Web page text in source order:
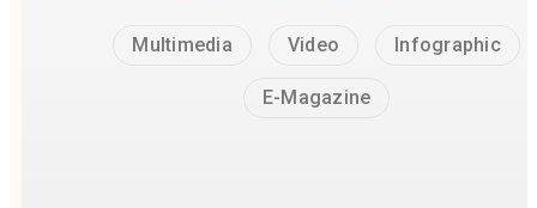
Multimedia Video Infographic
E-Magazine